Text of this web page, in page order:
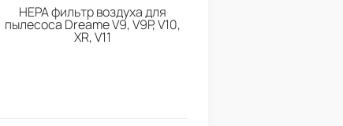
HEPA фильтр воздуха для
пылесоса Dreame V9, V9P, V10,
XR, V11